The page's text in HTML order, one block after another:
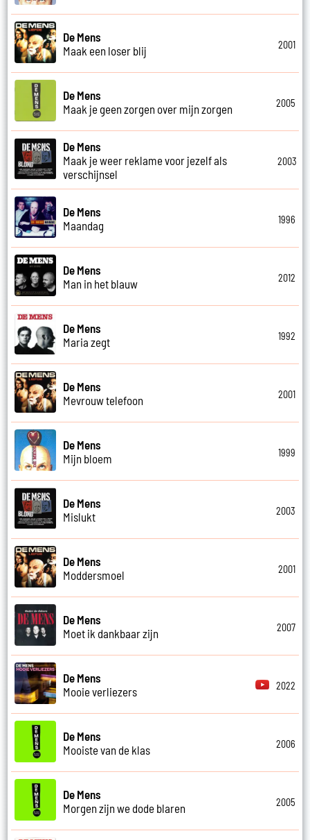
De Mens
Maak een loser blij
2001
De Mens
Maak je geen zorgen over mijn zorgen
2005
De Mens
Maak je weer reklame voor jezelf als
verschijnsel
2003
De Mens
Maandag
1996
De Mens
Man in het blauw
2012
De Mens
Maria zegt
1992
De Mens
Mevrouw telefoon
2001
De Mens
Mijn bloem
1999
De Mens
Mislukt
2003
De Mens
Moddersmoel
2001
De Mens
Moet ik dankbaar zijn
2007
De Mens
Mooie verliezers
2022
De Mens
Mooiste van de klas
2006
De Mens
Morgen zijn we dode blaren
2005